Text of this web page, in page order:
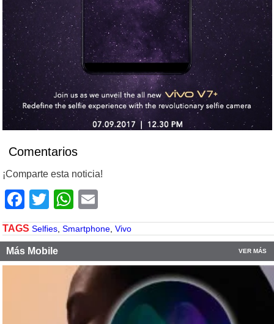
Comentarios
¡Comparte esta noticia!
Facebook
TwitterWhatsApp
TAGS Selfies Smartphone Vivo
Más Mobile VER MÁS